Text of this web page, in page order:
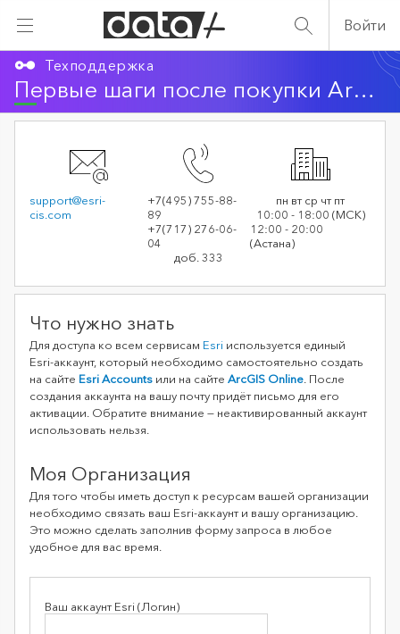
Войти
Техподдержка
Первые шаги после покупки ArcGIS
support@esri-
cis.com
+7(495) 755-88-
89
+7(717) 276-06-
04
доб. 333
пн вт ср чт пт
10:00 - 18:00 (МСК)
12:00 - 20:00
(Астана)
Что нужно знать
Для доступа ко всем сервисам Esri используется единый
Esri-аккаунт, который необходимо самостоятельно создать
на сайте Esri Accounts или на сайте ArcGIS Online . После
создания аккаунта на вашу почту придёт письмо для его
активации. Обратите внимание — неактивированный аккаунт
использовать нельзя.
Моя Организация
Для того чтобы иметь доступ к ресурсам вашей организации
необходимо связать ваш Esri-аккаунт и вашу организацию.
Это можно сделать заполнив форму запроса в любое
удобное для вас время.
Ваш аккаунт Esri (Логин)